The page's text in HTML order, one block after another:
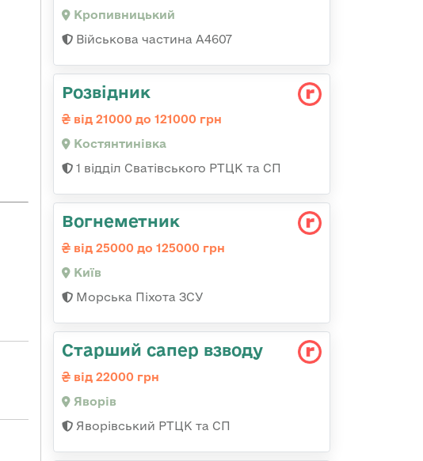
Кропивницький
Військова частина А4607
Розвідник
від 21000 до 121000 грн
Костянтинівка
1 відділ Сватівського РТЦК та СП
Вогнеметник
від 25000 до 125000 грн
Київ
Морська Піхота ЗСУ
Старший сапер взводу
від 22000 грн
Яворів
Яворівський РТЦК та СП